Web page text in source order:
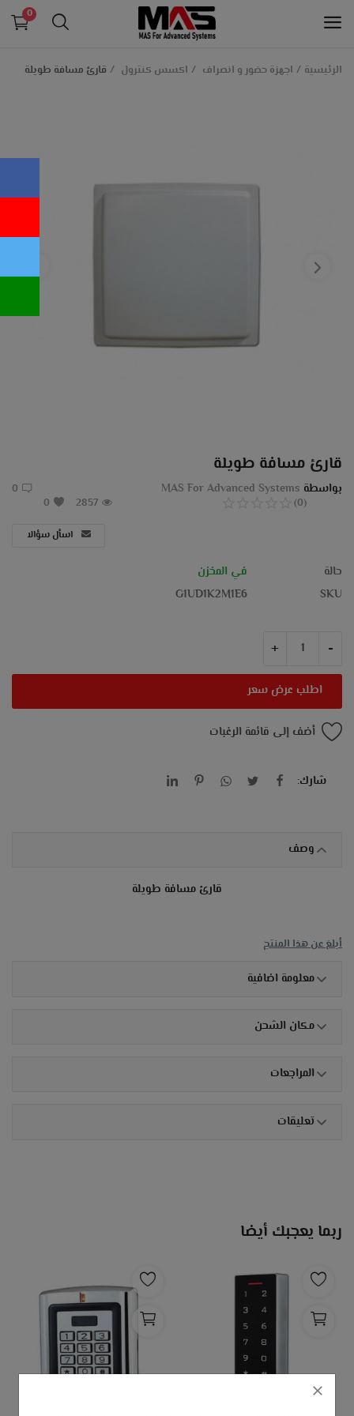
0
اجهزة حضور و انصراف
موقع
English
الرئيسية اجهزة حضور و انصراف اكسس كنترول قارئ مسافة طويلة
قارئ مسافة طويلة
بواسطة MAS For Advanced Systems
0
(0)
0 2857
اسأل سؤالا
حالة
في المخزن
SKU
G1UD1K2M1E6
-
+
اطلب عرض سعر
أضف إلى قائمة الرغبات
شارك:
وصف
قارئ مسافة طويلة
أبلغ عن هذا المنتج
معلومة اضافية
مكان الشحن
المراجعات
تعليقات
ربما يعجبك أيضا